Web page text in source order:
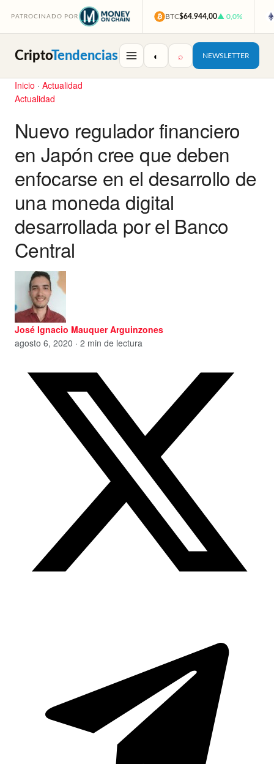
PATROCINADO POR BTC$64.944,00▲ 0,0%
CriptoTendencias ◐ ⌕ NEWSLETTER
Inicio · Actualidad
Actualidad
Nuevo regulador financiero
en Japón cree que deben
enfocarse en el desarrollo de
una moneda digital
desarrollada por el Banco
Central
José Ignacio Mauquer Arguinzones
agosto 6, 2020 · 2 min de lectura